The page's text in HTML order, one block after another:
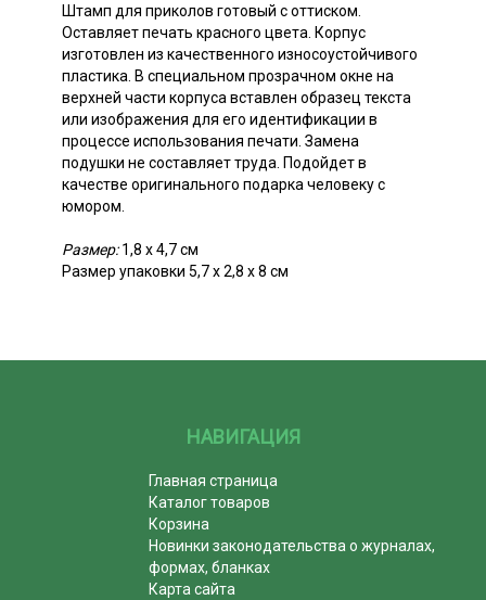
Штамп для приколов готовый с оттиском.
Оставляет печать красного цвета. Корпус
изготовлен из качественного износоустойчивого
пластика. В специальном прозрачном окне на
верхней части корпуса вставлен образец текста
или изображения для его идентификации в
процессе использования печати. Замена
подушки не составляет труда. Подойдет в
качестве оригинального подарка человеку с
юмором.
Размер:1,8 х 4,7 см
Размер упаковки 5,7 х 2,8 х 8 см
НАВИГАЦИЯ
Главная страница
Каталог товаров
Корзина
Новинки законодательства о журналах,
формах, бланках
Карта сайта